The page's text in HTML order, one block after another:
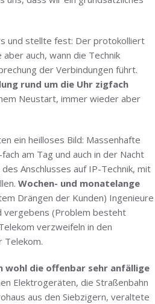
und stellte fest: Der protokolliert
auch, wann die Technik
der Verbindungen führt.
rund um die Uhr zigfach
Neustart, immer wieder aber
ein heilloses Bild: Massenhafte
am Tag und auch in der Nacht
Anschlusses auf IP-Technik, mit
Wochen- und monatelange
Drängen der Kunden) Ingenieure
vergebens (Problem besteht
verzweifeln in den
Telekom.
wohl die offenbar sehr anfällige
Elektrogeräten, die Straßenbahn
aus den Siebzigern, veraltete